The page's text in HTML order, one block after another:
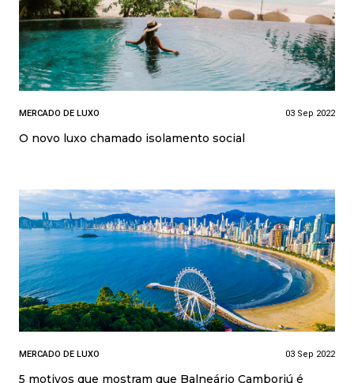
MERCADO DE LUXO 03 Sep 2022
O novo luxo chamado isolamento social
MERCADO DE LUXO 03 Sep 2022
5 motivos que mostram que Balneário Camboriú é